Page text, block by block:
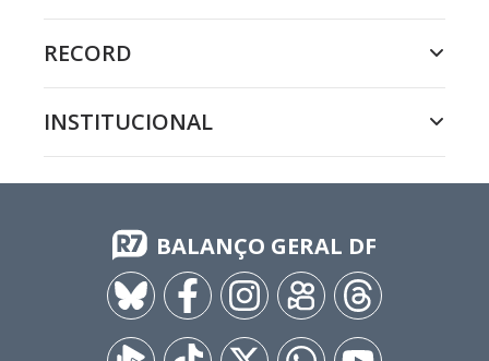
RECORD
INSTITUCIONAL
BALANÇO GERAL DF